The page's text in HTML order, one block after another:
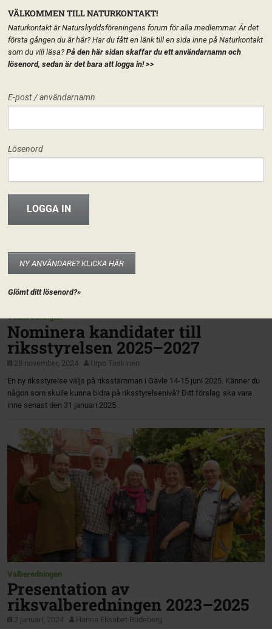
FORUM
INFO & MATERIAL
HEM FÖRENINGEN VALBEREDNINGEN
Valberedningen
Nominera kandidater till
riksstyrelsen 2025–2027
28 november, 2024
Urpo Taskinen
En ny riksstyrelse väljs på riksstämman i Gävle 14-15 juni 2025. Känner du
någon som skulle kunna bidra på riksstyrelsenivå? Ditt förslag ska vara
inne senast den 31 januari 2025.
Valberedningen
Presentation av
riksvalberedningen 2023–2025
2 januari, 2024
Hanna Elisabet Rüdeberg
VÄLKOMMEN TILL NATURKONTAKT!
Naturkontakt är Naturskyddsföreningens forum för alla medlemmar. Är det
första gången du är här? Har du fått en länk till en sida inne på Naturkontakt
som du vill läsa? På den här sidan skaffar du ett användarnamn och
lösenord, sedan är det bara att logga in!>>
E-post / användarnamn
Lösenord
NY ANVÄNDARE? KLICKA HÄR
Glömt ditt lösenord?»